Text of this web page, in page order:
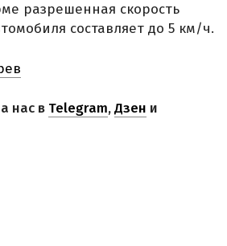
разрешенная скорость
составляет до 5 км/ч.
нас в Telegram,Дзен и